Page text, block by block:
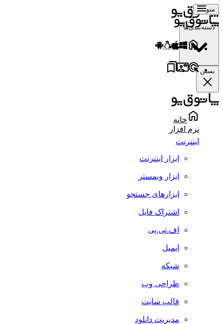
منو
دسته‌بندی‌ها
بستن
خانه
نرم افزار
اینترنت
ابزار اینترنت
ابزار وبمستر
ابزارهای جستجو
اشتراک فایل
اف.تی.پی
ایمیل
شبکه
طراحی وب
قالب سایت
مدیریت دانلود